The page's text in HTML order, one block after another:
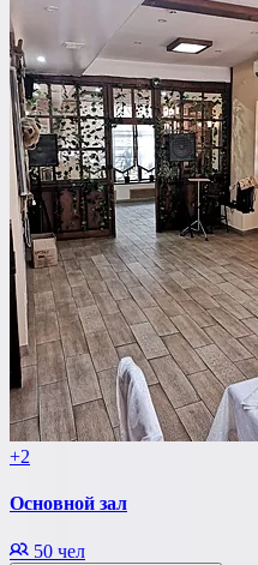
+2
Основной зал
50 чел